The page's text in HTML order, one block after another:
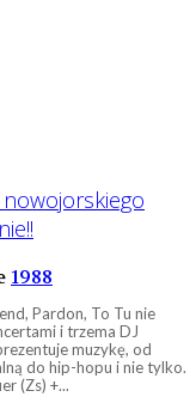
nowojorskiego
1988
Pardon, To Tu nie
i trzema DJ
muzykę, od
do hip-hopu i nie tylko.
(Zs) +...